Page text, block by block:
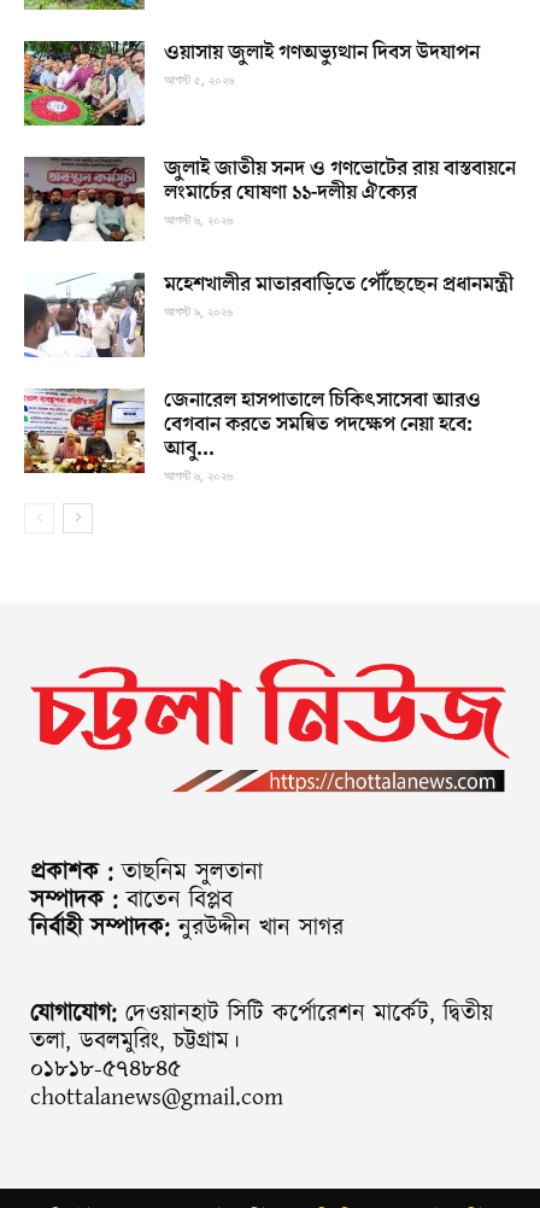
ওয়াসায় জুলাই গণঅভ্যুত্থান দিবস উদযাপন
আগস্ট ৫, ২০২৬
জুলাই জাতীয় সনদ ও গণভোটের রায় বাস্তবায়নে
লংমার্চের ঘোষণা ১১-দলীয় ঐক্যের
আগস্ট ৬, ২০২৬
মহেশখালীর মাতারবাড়িতে পৌঁছেছেন প্রধানমন্ত্রী
আগস্ট ৯, ২০২৬
জেনারেল হাসপাতালে চিকিৎসাসেবা আরও
বেগবান করতে সমন্বিত পদক্ষেপ নেয়া হবে:
আবু...
আগস্ট ৬, ২০২৬
প্রকাশক : তাছনিম সুলতানা
সম্পাদক : বাতেন বিপ্লব
নির্বাহী সম্পাদক: নুরউদ্দীন খান সাগর
যোগাযোগ: দেওয়ানহাট সিটি কর্পোরেশন মার্কেট, দ্বিতীয়
তলা, ডবলমুরিং, চট্টগ্রাম।
০১৮১৮-৫৭৪৮৪৫
chottalanews@gmail.com